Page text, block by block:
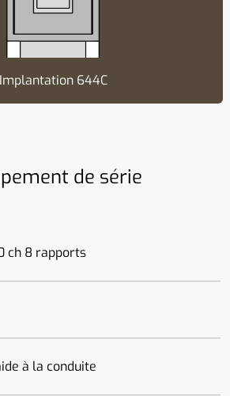
Implantation 644C
de série
ch 8 rapports
à la conduite